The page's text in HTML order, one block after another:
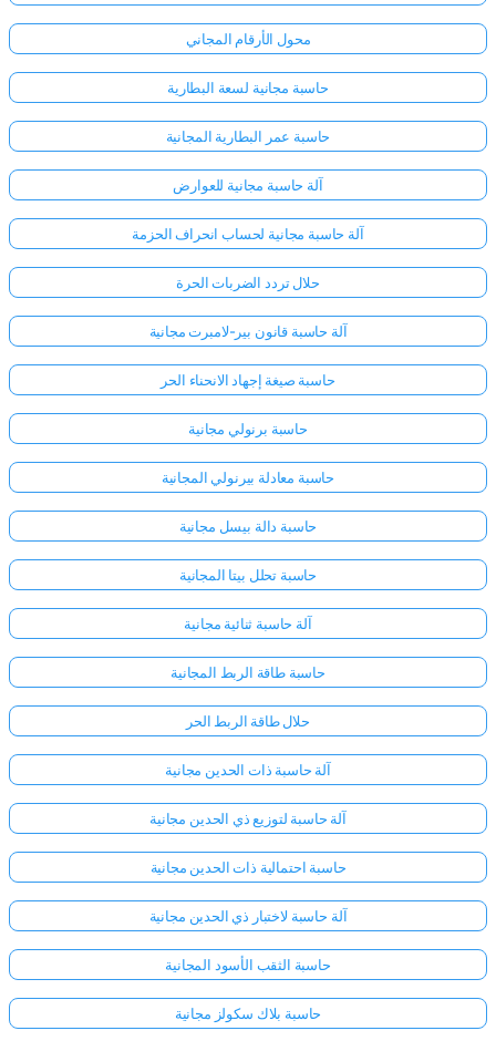
محول الأرقام المجاني
حاسبة مجانية لسعة البطارية
حاسبة عمر البطارية المجانية
آلة حاسبة مجانية للعوارض
آلة حاسبة مجانية لحساب انحراف الحزمة
حلال تردد الضربات الحرة
آلة حاسبة قانون بير-لامبرت مجانية
حاسبة صيغة إجهاد الانحناء الحر
حاسبة برنولي مجانية
حاسبة معادلة بيرنولي المجانية
حاسبة دالة بيسل مجانية
حاسبة تحلل بيتا المجانية
آلة حاسبة ثنائية مجانية
حاسبة طاقة الربط المجانية
حلال طاقة الربط الحر
آلة حاسبة ذات الحدين مجانية
آلة حاسبة لتوزيع ذي الحدين مجانية
حاسبة احتمالية ذات الحدين مجانية
آلة حاسبة لاختبار ذي الحدين مجانية
حاسبة الثقب الأسود المجانية
حاسبة بلاك سكولز مجانية